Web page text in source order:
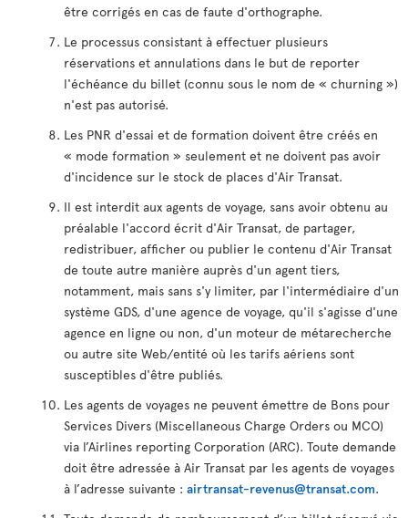
être corrigés en cas de faute d'orthographe.
Le processus consistant à effectuer plusieurs
réservations et annulations dans le but de reporter
l'échéance du billet (connu sous le nom de « churning »)
n'est pas autorisé.
Les PNR d'essai et de formation doivent être créés en
« mode formation » seulement et ne doivent pas avoir
d'incidence sur le stock de places d'Air Transat.
Il est interdit aux agents de voyage, sans avoir obtenu au
préalable l'accord écrit d'Air Transat, de partager,
redistribuer, afficher ou publier le contenu d'Air Transat
de toute autre manière auprès d'un agent tiers,
notamment, mais sans s'y limiter, par l'intermédiaire d'un
système GDS, d'une agence de voyage, qu'il s'agisse d'une
agence en ligne ou non, d'un moteur de métarecherche
ou autre site Web/entité où les tarifs aériens sont
susceptibles d'être publiés.
Les agents de voyages ne peuvent émettre de Bons pour
Services Divers (Miscellaneous Charge Orders ou MCO)
via l’Airlines reporting Corporation (ARC). Toute demande
doit être adressée à Air Transat par les agents de voyages
à l’adresse suivante : airtransat-revenus@transat.com.